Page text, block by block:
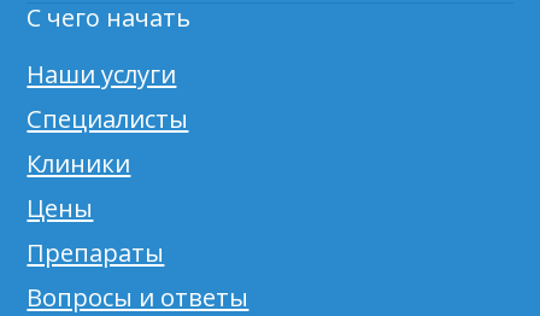
С чего начать
Наши услуги
Специалисты
Клиники
Цены
Препараты
Вопросы и ответы